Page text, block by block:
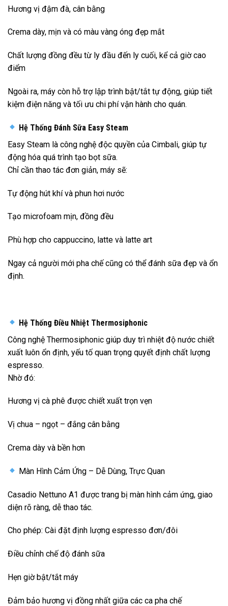
Hương vị đậm đà, cân bằng
Crema dày, mịn và có màu vàng óng đẹp mắt
Chất lượng đồng đều từ ly đầu đến ly cuối, kể cả giờ cao
điểm
Ngoài ra, máy còn hỗ trợ lập trình bật/tắt tự động, giúp tiết
kiệm điện năng và tối ưu chi phí vận hành cho quán.
Hệ Thống Đánh Sữa Easy Steam
Easy Steam là công nghệ độc quyền của Cimbali, giúp tự
động hóa quá trình tạo bọt sữa.
Chỉ cần thao tác đơn giản, máy sẽ:
Tự động hút khí và phun hơi nước
Tạo microfoam mịn, đồng đều
Phù hợp cho cappuccino, latte và latte art
Ngay cả người mới pha chế cũng có thể đánh sữa đẹp và ổn
định.
Hệ Thống Điều Nhiệt Thermosiphonic
Công nghệ Thermosiphonic giúp duy trì nhiệt độ nước chiết
xuất luôn ổn định, yếu tố quan trọng quyết định chất lượng
espresso.
Nhờ đó:
Hương vị cà phê được chiết xuất trọn vẹn
Vị chua – ngọt – đắng cân bằng
Crema dày và bền hơn
Màn Hình Cảm Ứng – Dễ Dùng, Trực Quan
Casadio Nettuno A1 được trang bị màn hình cảm ứng, giao
diện rõ ràng, dễ thao tác.
Cho phép: Cài đặt định lượng espresso đơn/đôi
Điều chỉnh chế độ đánh sữa
Hẹn giờ bật/tắt máy
Đảm bảo hương vị đồng nhất giữa các ca pha chế